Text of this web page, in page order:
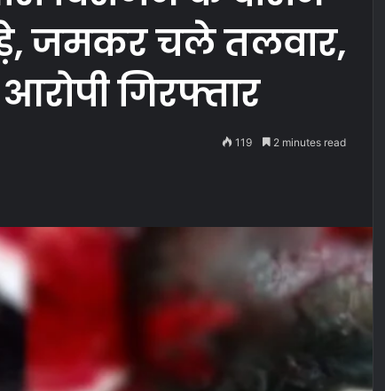
जमकर चले तलवार,
गिरफ्तार
119 2 minutes read